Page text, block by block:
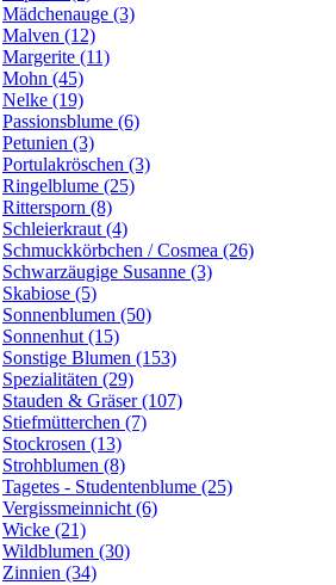
Mädchenauge (3)
Malven (12)
Margerite (11)
Mohn (45)
Nelke (19)
Passionsblume (6)
Petunien (3)
Portulakröschen (3)
Ringelblume (25)
Rittersporn (8)
Schleierkraut (4)
Schmuckkörbchen / Cosmea (26)
Schwarzäugige Susanne (3)
Skabiose (5)
Sonnenblumen (50)
Sonnenhut (15)
Sonstige Blumen (153)
Spezialitäten (29)
Stauden & Gräser (107)
Stiefmütterchen (7)
Stockrosen (13)
Strohblumen (8)
Tagetes - Studentenblume (25)
Vergissmeinnicht (6)
Wicke (21)
Wildblumen (30)
Zinnien (34)